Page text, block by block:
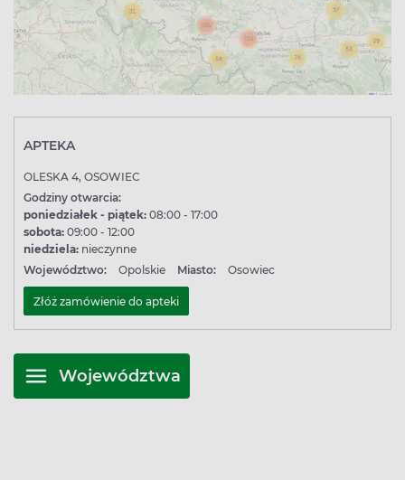
APTEKA
OLESKA 4, OSOWIEC
Godziny otwarcia:
poniedziałek - piątek: 08:00 - 17:00
sobota: 09:00 - 12:00
niedziela: nieczynne
Województwo:
Opolskie Miasto: Osowiec
Złóż zamówienie do apteki
Województwa